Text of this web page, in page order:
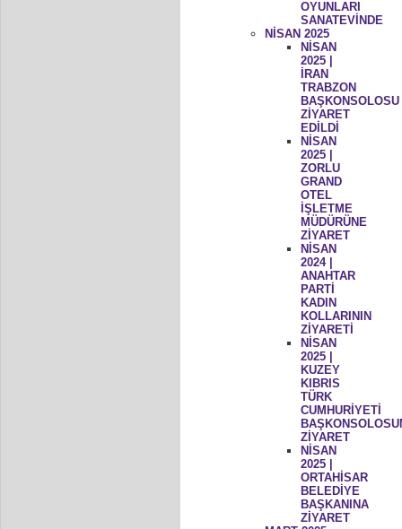
OYUNLARI
SANATEVİNDE
NİSAN 2025
NİSAN
2025 |
İRAN
TRABZON
BAŞKONSOLOSU
ZİYARET
EDİLDİ
NİSAN
2025 |
ZORLU
GRAND
OTEL
İŞLETME
MÜDÜRÜNE
ZİYARET
NİSAN
2024 |
ANAHTAR
PARTİ
KADIN
KOLLARININ
ZİYARETİ
NİSAN
2025 |
KUZEY
KIBRIS
TÜRK
CUMHURİYETİ
ZİYARET
NİSAN
2025 |
ORTAHİSAR
BELEDİYE
BAŞKANINA
ZİYARET